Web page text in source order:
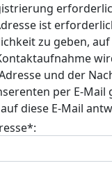
ist
zu geben,
und der
per E-Mail
diese E-Mail